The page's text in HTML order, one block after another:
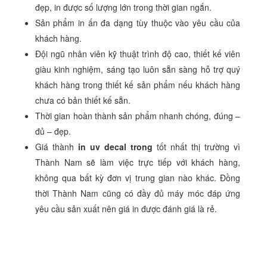
đẹp, in được số lượng lớn trong thời gian ngắn.
Sản phẩm in ấn đa dạng tùy thuộc vào yêu cầu của
khách hàng.
Đội ngũ nhân viên kỹ thuật trình độ cao, thiết kế viên
giàu kinh nghiệm, sáng tạo luôn sẵn sàng hỗ trợ quý
khách hàng trong thiết kế sản phẩm nếu khách hàng
chưa có bản thiết kế sẵn.
Thời gian hoàn thành sản phẩm nhanh chóng, đúng –
đủ – đẹp.
Giá thành in uv decal trong tốt nhất thị trường vì
Thành Nam sẽ làm việc trực tiếp với khách hàng,
không qua bất kỳ đơn vị trung gian nào khác. Đồng
thời Thành Nam cũng có đầy đủ máy móc đáp ứng
yêu cầu sản xuất nên giá in được đánh giá là rẻ.